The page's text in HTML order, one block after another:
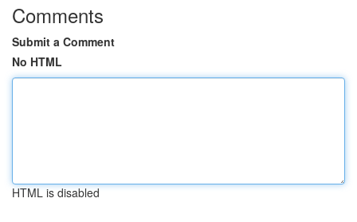
Comments
Submit a Comment
No HTML
HTML is disabled